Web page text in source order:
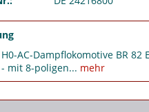
AC-Dampflokomotive BR 82
mit 8-poligen... mehr